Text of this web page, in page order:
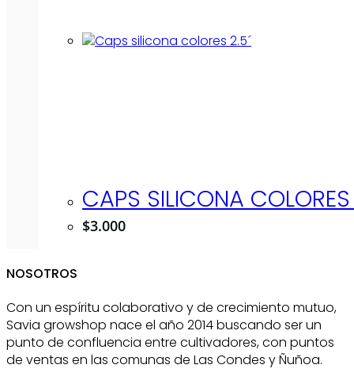
CAPS SILICONA
$3.000
NOSOTROS
Con un espíritu colaborativo y de crecimiento mutuo,
Savia growshop nace el año 2014 buscando ser un
punto de confluencia entre cultivadores, con puntos
de ventas en las comunas de Las Condes y Ñuñoa.